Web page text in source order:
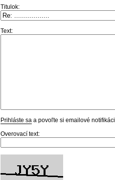
Titulok:
Text:
Prihláste sa a povoľte si emailové
Overovací text: